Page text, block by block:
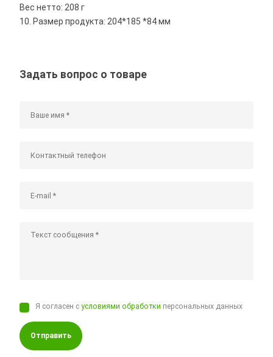
Вес нетто: 208 г
10. Размер продукта: 204*185 *84 мм
Задать вопрос о товаре
Я согласен сусловиями обработки персональных данных
Отправить